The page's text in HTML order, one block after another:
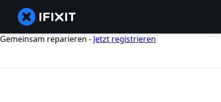
Gemeinsam reparieren - Jetzt registrieren